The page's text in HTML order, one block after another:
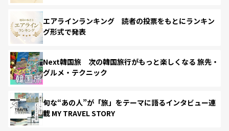
エアラインランキング 読者の投票をもとにランキン
グ形式で発表
Next韓国旅 次の韓国旅行がもっと楽しくなる 旅先・
グルメ・テクニック
旬な“あの人”が「旅」をテーマに語るインタビュー連
載 MY TRAVEL STORY